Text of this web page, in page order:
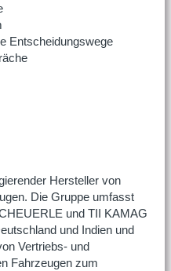
Entscheidungswege
Hersteller von
Die Gruppe umfasst
und TII KAMAG
und Indien und
Vertriebs- und
Fahrzeugen zum